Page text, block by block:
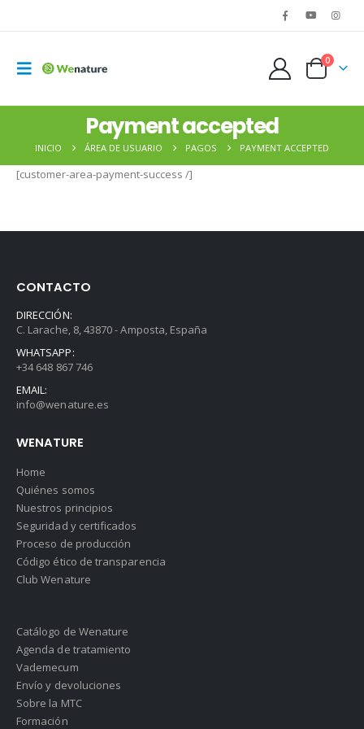
0
Payment accepted
INICIO ÁREA DE USUARIO PAGOS PAYMENT ACCEPTED
[customer-area-payment-success /]
CONTACTO
DIRECCIÓN:
C. Larache, 8, 43870 - Amposta, España
WHATSAPP:
+34 648 867 746
EMAIL:
info@wenature.es
WENATURE
Home
Quiénes somos
Nuestros principios
Seguridad y certificados
Proceso de producción
Código ético de transparencia
Club Wenature
Catálogo de Wenature
Agenda de tratamiento
Vademecum
Envío y devoluciones
Sobre la MTC
Formación